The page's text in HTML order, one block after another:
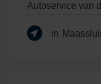
Autoservice van
in